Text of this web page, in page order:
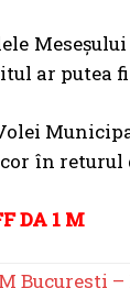
ar putea
în returul
DA 1 M
Bucuresti